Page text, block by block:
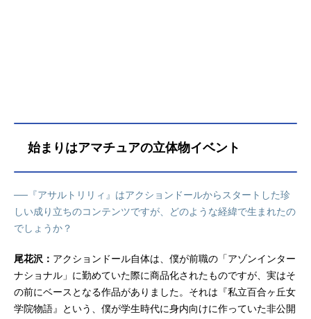
結とはどこか違っていて……儚くも
く──。作品名アサルトリリィBOUQ
1日（木）～2020年12月24日（木）T
BSほか話数全12話キャスト一柳梨
二水：西本りみ安藤鶴紗：紡木吏佐
吉村・Thi・梅：岩田陽葵郭神琳：星
守紗凪王雨嘉：遠野ひかるミリア
ム・ヒルデガルド・v・グロピウス：
始まりはアマチュアの立体物イベント
──『アサルトリリィ』はアクションドールからスタートした珍
しい成り立ちのコンテンツですが、どのような経緯で生まれたの
でしょうか？
尾花沢： アクションドール自体は、僕が前職の「アゾンインター
ナショナル」に勤めていた際に商品化されたものですが、実はそ
の前にベースとなる作品がありました。それは『私立百合ヶ丘女
学院物語』という、僕が学生時代に身内向けに作っていた非公開